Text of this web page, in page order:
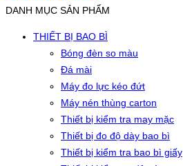
DANH MỤC SẢN PHẨM
THIẾT BỊ BAO BÌ
Bóng đèn so màu
Đá mài
Máy đo lực kéo đứt
Máy nén thùng carton
Thiết bị kiểm tra may mặc
Thiết bị đo độ dày bao bì
Thiết bị kiểm tra bao bì giấy